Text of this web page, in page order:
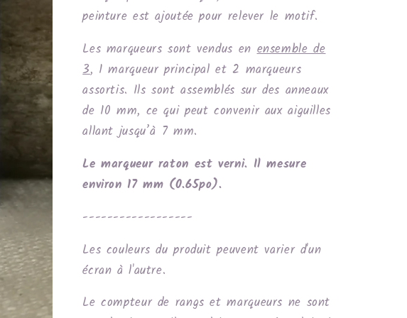
peinture est ajoutée pour relever le motif.
Les marqueurs sont vendus enensemble de
3, 1 marqueur principal et 2 marqueurs
assortis. Ils sont assemblés sur des anneaux
de 10 mm, ce qui peut convenir aux aiguilles
allant jusqu’à 7 mm.
Le marqueur raton est verni. Il mesure
environ 17 mm (0.65po).
------------------
Les couleurs du produit peuvent varier d'un
écran à l'autre.
Le compteur de rangs et marqueurs ne sont